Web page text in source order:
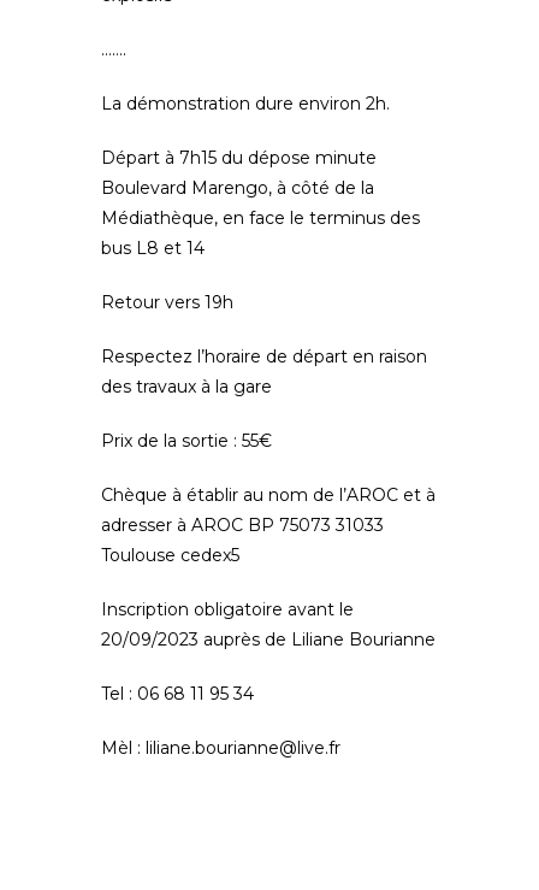
…….
La démonstration dure environ 2h.
Départ à 7h15 du dépose minute
Boulevard Marengo, à côté de la
Médiathèque, en face le terminus des
bus L8 et 14
Retour vers 19h
Respectez l’horaire de départ en raison
des travaux à la gare
Prix de la sortie : 55€
Chèque à établir au nom de l’AROC et à
adresser à AROC BP 75073 31033
Toulouse cedex5
Inscription obligatoire avant le
20/09/2023 auprès de Liliane Bourianne
Tel : 06 68 11 95 34
Mèl : liliane.bourianne@live.fr